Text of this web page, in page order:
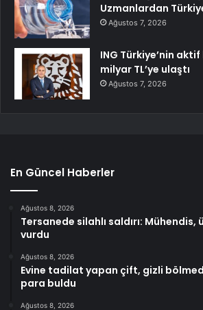
Uzmanlardan
Ağustos 7, 2026
ING Türkiye’nin
milyar TL’ye ulaştı
Ağustos 7, 2026
En Güncel Haberler
Ağustos 8, 2026
Tersanede silahlı saldırı:
vurdu
Ağustos 8, 2026
Evine tadilat yapan çift, gizli
para buldu
Ağustos 8, 2026